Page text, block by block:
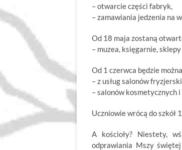
– otwarcie części fabryk,
– zamawiania jedzenia na
Od 18 maja zostaną
– muzea, księgarnie,
Od 1 czerwca będzie
– z usług salonów
– salonów kosmetycznych
Uczniowie wrócą do szkół
A kościoły? Niestety,
odprawiania Mszy